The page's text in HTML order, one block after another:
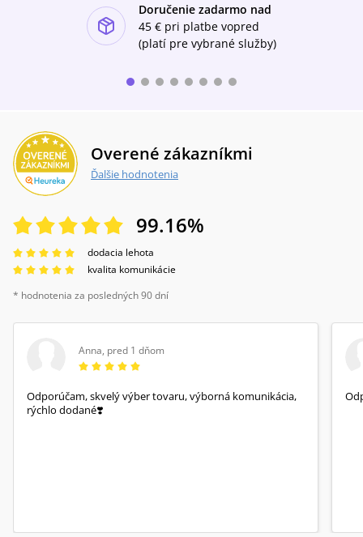
Doručenie zadarmo nad
45 € pri platbe vopred
(platí pre vybrané služby)
Overené zákazníkmi
Ďalšie hodnotenia
99.16%
dodacia lehota
kvalita komunikácie
* hodnotenia za posledných 90 dní
Anna, pred 1 dňom
Odporúčam, skvelý výber tovaru, výborná komunikácia,
rýchlo dodané❣️